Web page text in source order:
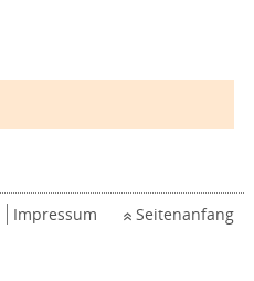
Impressum Seitenanfang